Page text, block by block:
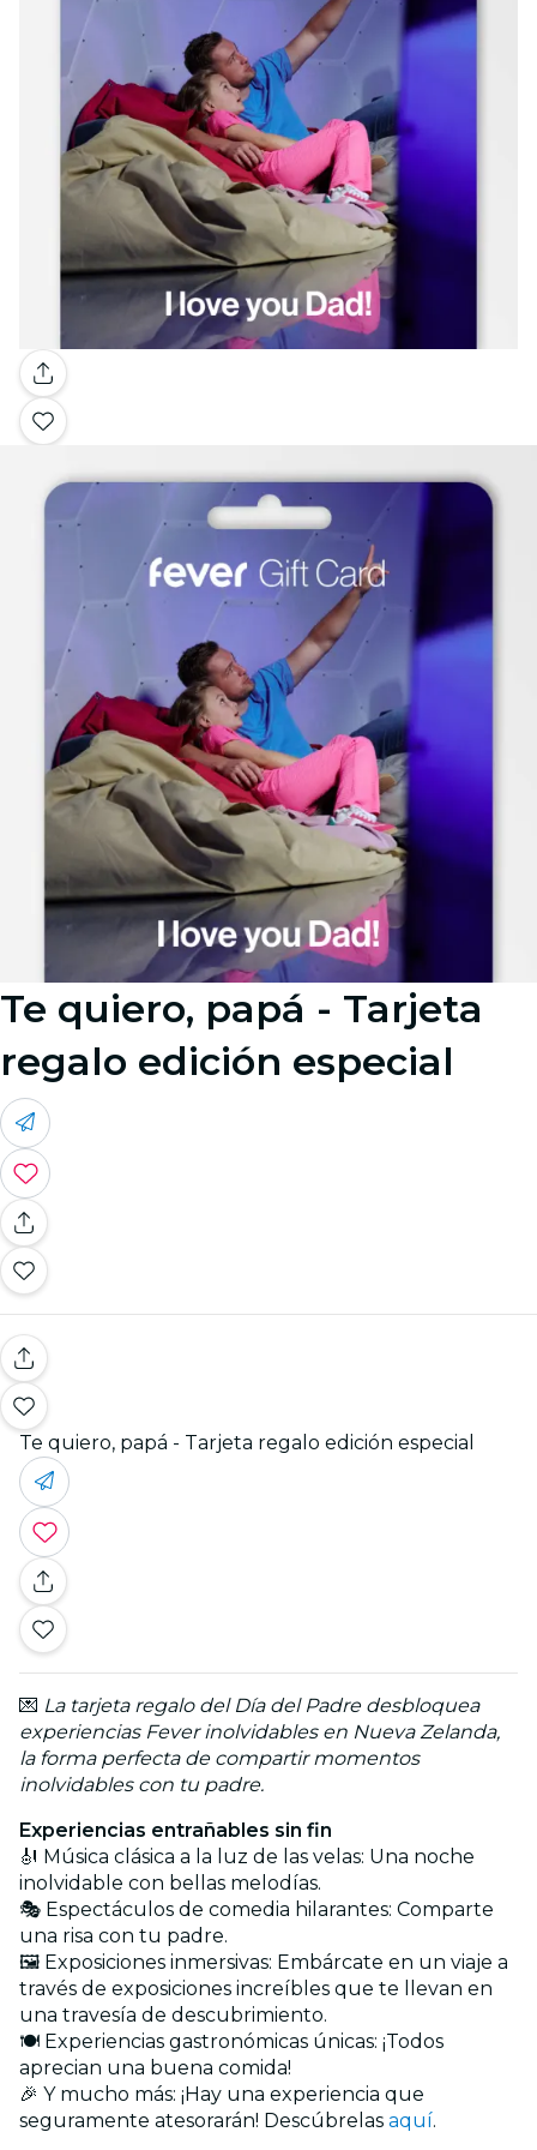
Te quiero, papá - Tarjeta
regalo edición especial
Te quiero, papá - Tarjeta regalo edición especial
💌 La tarjeta regalo del Día del Padre desbloquea
experiencias Fever inolvidables en Nueva Zelanda,
la forma perfecta de compartir momentos
inolvidables con tu padre.
Experiencias entrañables sin fin
🎻 Música clásica a la luz de las velas: Una noche
inolvidable con bellas melodías.
🎭 Espectáculos de comedia hilarantes: Comparte
una risa con tu padre.
🖼️ Exposiciones inmersivas: Embárcate en un viaje a
través de exposiciones increíbles que te llevan en
una travesía de descubrimiento.
🍽️ Experiencias gastronómicas únicas: ¡Todos
aprecian una buena comida!
🎉 Y mucho más: ¡Hay una experiencia que
seguramente atesorarán! Descúbrelas aquí.